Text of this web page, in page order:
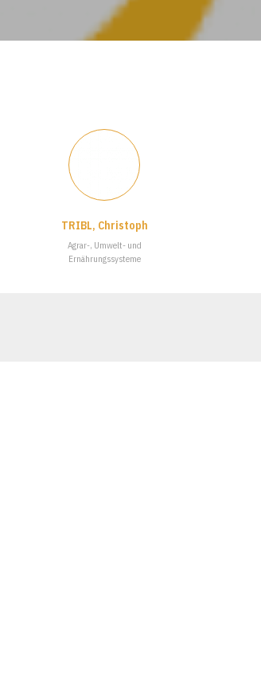
TRIBL, Christoph
Agrar-, Umwelt- und
Ernährungssysteme